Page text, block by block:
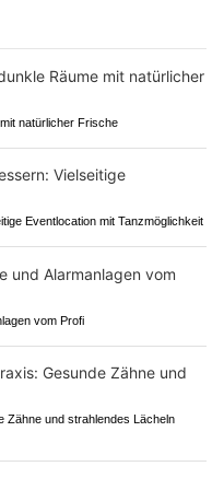
natürlicher Frische
Eventlocation mit Tanzmöglichkeit
vom Profi
Zähne und strahlendes Lächeln